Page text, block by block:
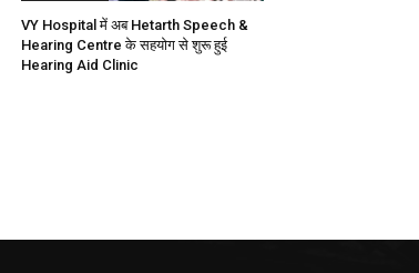
VY Hospital में अब Hetarth Speech &
Hearing Centre के सहयोग से शुरू हुई
Hearing Aid Clinic